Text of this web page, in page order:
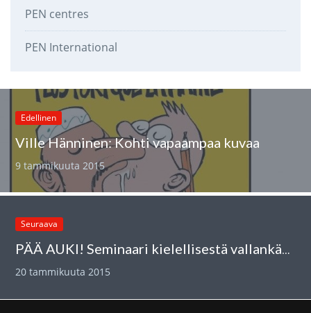
PEN centres
PEN International
Edellinen
Ville Hänninen: Kohti vapaampaa kuvaa
9 tammikuuta 2015
Seuraava
PÄÄ AUKI! Seminaari kielellisestä vallankäytöstä 7.2.
20 tammikuuta 2015